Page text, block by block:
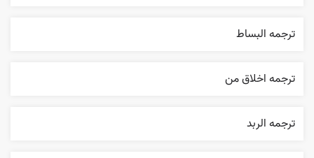
ترجمه البساط
ترجمه اخلاق من
ترجمه الربد